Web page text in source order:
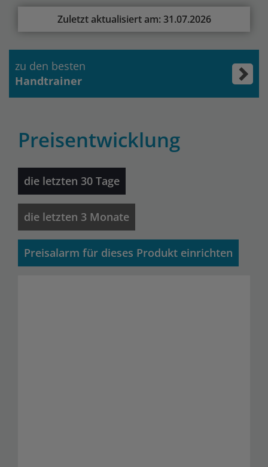
Zuletzt aktualisiert am: 31.07.2026
zu den besten
Handtrainer
Preisentwicklung
die letzten 30 Tage
die letzten 3 Monate
Preisalarm für dieses Produkt einrichten